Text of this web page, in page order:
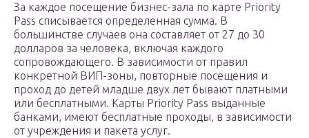
За каждое посещение бизнес-зала по карте Priority
Pass списывается определенная сумма. В
большинстве случаев она составляет от 27 до 30
долларов за человека, включая каждого
сопровождающего. В зависимости от правил
конкретной ВИП-зоны, повторные посещения и
проход до детей младше двух лет бывают платными
или бесплатными. Карты Priority Pass выданные
банками, имеют бесплатные проходы, в зависимости
от учреждения и пакета услуг.